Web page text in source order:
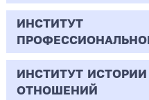
Всего бюджетных мест
Бюджет/
Общие места
Очная | Бакалавр
Всего бюджетных мест
Бюджет/Общие места
География
Очная | Бакалавр
Всего бюджетных мест
05.03.01
Геология
Очная | Бакалавр
ИНСТИТУТ
38.03.02
ИНСТИТУТ
ОТНОШЕНИЙ